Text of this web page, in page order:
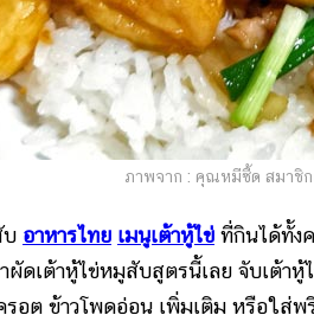
ภาพจาก : คุณหมีซี้ด สมาชิ
บ อาหารไทย เมนูเต้าหู้ไข่ ที่กินได้ทั้ง
ผัดเต้าหู้ไข่หมูสับสูตรนี้เลย จับเต้า
อต ข้าวโพดอ่อน เพิ่มเติม หรือใส่